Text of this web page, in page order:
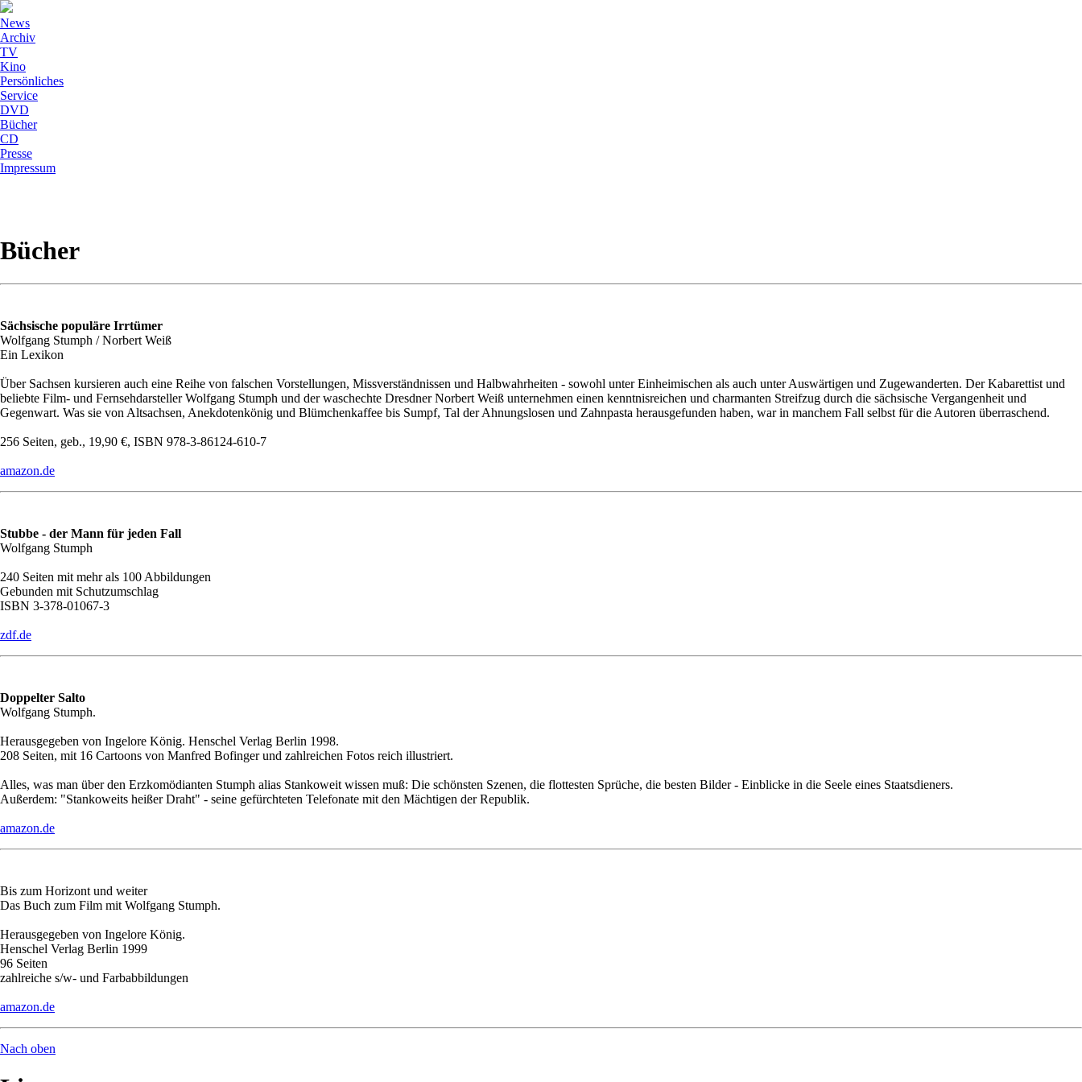
News
Archiv
TV
Kino
Persönliches
Service
DVD
Bücher
CD
Presse
Impressum
Bücher
Sächsische populäre Irrtümer
Wolfgang Stumph / Norbert Weiß
Ein Lexikon
Über Sachsen kursieren auch eine Reihe von falschen Vorstellungen, Missverständnissen und Halbwahrheiten - sowohl unter Einheimischen als auch unter Auswärtigen und Zugewanderten. Der Kabarettist und
beliebte Film- und Fernsehdarsteller Wolfgang Stumph und der waschechte Dresdner Norbert Weiß unternehmen einen kenntnisreichen und charmanten Streifzug durch die sächsische Vergangenheit und
Gegenwart. Was sie von Altsachsen, Anekdotenkönig und Blümchenkaffee bis Sumpf, Tal der Ahnungslosen und Zahnpasta herausgefunden haben, war in manchem Fall selbst für die Autoren überraschend.
256 Seiten, geb., 19,90 €, ISBN 978-3-86124-610-7
amazon.de
Stubbe - der Mann für jeden Fall
Wolfgang Stumph
240 Seiten mit mehr als 100 Abbildungen
Gebunden mit Schutzumschlag
ISBN 3-378-01067-3
zdf.de
Doppelter Salto
Wolfgang Stumph.
Herausgegeben von Ingelore König. Henschel Verlag Berlin 1998.
208 Seiten, mit 16 Cartoons von Manfred Bofinger und zahlreichen Fotos reich illustriert.
Alles, was man über den Erzkomödianten Stumph alias Stankoweit wissen muß: Die schönsten Szenen, die flottesten Sprüche, die besten Bilder - Einblicke in die Seele eines Staatsdieners.
Außerdem: "Stankoweits heißer Draht" - seine gefürchteten Telefonate mit den Mächtigen der Republik.
amazon.de
Bis zum Horizont und weiter
Das Buch zum Film mit Wolfgang Stumph.
Herausgegeben von Ingelore König.
Henschel Verlag Berlin 1999
96 Seiten
zahlreiche s/w- und Farbabbildungen
amazon.de
Nach oben